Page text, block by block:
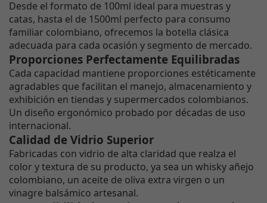
Desde el formato de 100ml ideal para muestras y
catas, hasta el de 1500ml perfecto para consumo
familiar colombiano, ofrecemos la botella clásica
adecuada para cada ocasión y segmento de mercado.
Proporciones Perfectamente Equilibradas
Cada capacidad mantiene proporciones estéticamente
agradables que facilitan el manejo, almacenamiento y
exhibición en tiendas y supermercados colombianos.
Un diseño ergonómico probado por décadas de uso
internacional.
Calidad de Vidrio Superior
Fabricadas con vidrio de alta claridad que realza el
color y textura de su producto, ya sea un whisky añejo
colombiano, un aceite de oliva extra virgen o un
vinagre balsámico artesanal.